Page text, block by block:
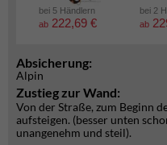
bei 5 Händlern
ab 222,69 €
bei 2
ab
Absicherung:
Alpin
Zustieg zur Wand:
Von der Straße, zum Beginn
aufsteigen. (besser unten
unangenehm und steil).